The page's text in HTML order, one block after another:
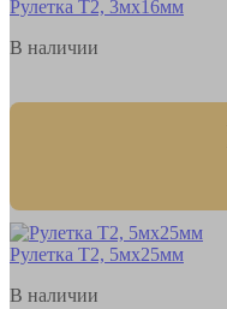
Рулетка Т2, 3мх16мм
В наличии
Рулетка Т2, 5мх25мм
В наличии